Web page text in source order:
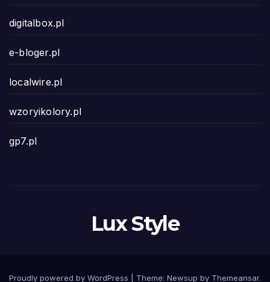
digitalbox.pl
e-bloger.pl
localwire.pl
wzoryikolory.pl
gp7.pl
Lux Style
Proudly powered by WordPress Theme: Newsup by Themeansar.